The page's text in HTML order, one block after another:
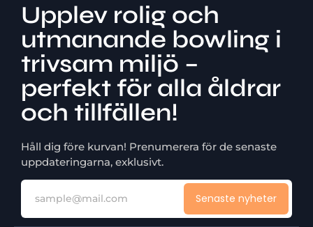
Upplev rolig och
utmanande bowling i
trivsam miljö –
perfekt för alla åldrar
och tillfällen!
Håll dig före kurvan! Prenumerera för de senaste
uppdateringarna, exklusivt.
Senaste nyheter